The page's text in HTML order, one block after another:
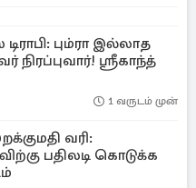
பும்ரா இல்லாத
நிரப்புவார்! ஸ்ரீகாந்த்
1 வருடம் முன்
வரி:
பதிலடி கொடுக்க